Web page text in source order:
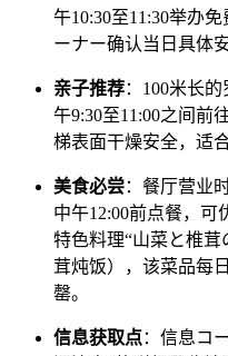
午10:30至11:30举办
ーナー确认当日具体
亲子推荐：100米长
午9:30至11:00之间前
梯表面干燥安全，适
美食必尝：餐厅营业
中午12:00前点餐，
特色料理“山菜と椎
茸炖饭），该菜品每
罄。
信息获取点：信息コ